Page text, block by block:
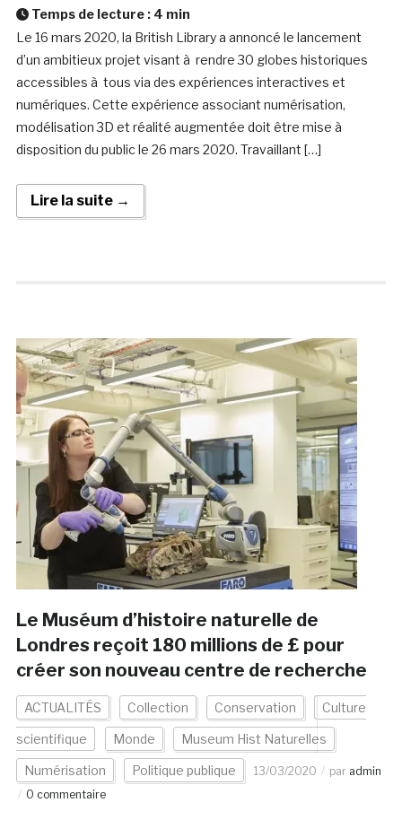
Temps de lecture : 4 min
Le 16 mars 2020, la British Library a annoncé le lancement
d’un ambitieux projet visant à rendre 30 globes historiques
accessibles à tous via des expériences interactives et
numériques. Cette expérience associant numérisation,
modélisation 3D et réalité augmentée doit être mise à
disposition du public le 26 mars 2020. Travaillant […]
Lire la suite →
Le Muséum d’histoire naturelle de
Londres reçoit 180 millions de £ pour
créer son nouveau centre de recherche
ACTUALITÉS Collection Conservation Culture
scientifique Monde Museum Hist Naturelles
Numérisation Politique publique 13/03/2020 par admin
0 commentaire